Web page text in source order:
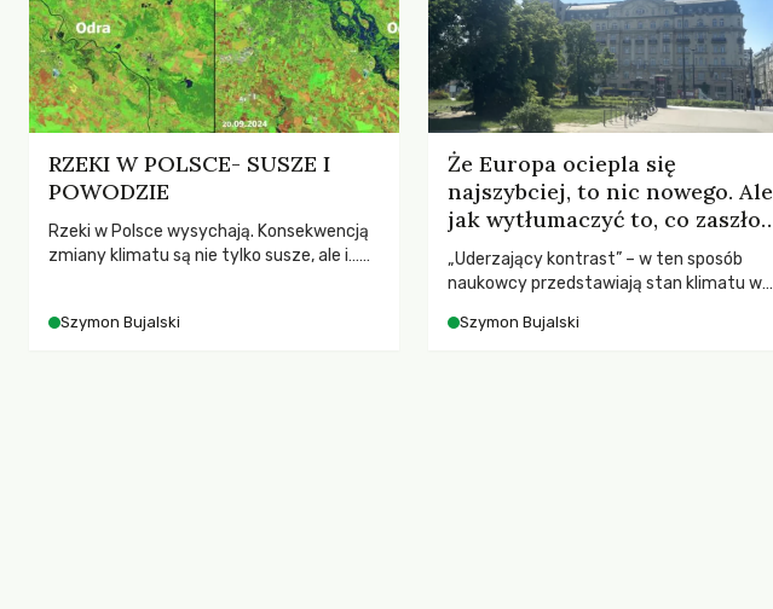
RZEKI W POLSCE- SUSZE I
POWODZIE
Rzeki w Polsce wysychają. Konsekwencją
zmiany klimatu są nie tylko susze, ale i…
przepływy wody – wynika z badania, które
Szymon Bujalski
Że Europa ociepla się
najszybciej, to nic nowego. Ale
jak wytłumaczyć to, co zaszło
w roku 2024?
„Uderzający kontrast” – w ten sposób
naukowcy przedstawiają stan klimatu w
że nasz kontynent ociepla się najszybciej
Szymon Bujalski